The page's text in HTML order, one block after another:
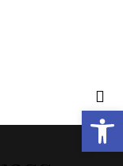
Open toolbar